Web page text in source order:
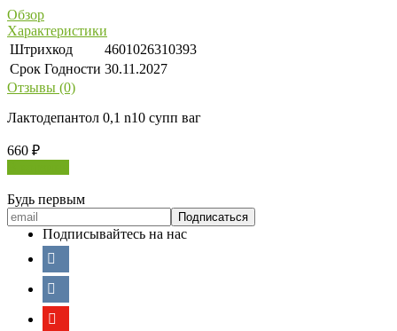
Обзор
Характеристики
Штрихкод
4601026310393
Срок Годности 30.11.2027
Отзывы (0)
Лактодепантол 0,1 n10 супп ваг
660 ₽
Будь первым
Подписывайтесь на нас